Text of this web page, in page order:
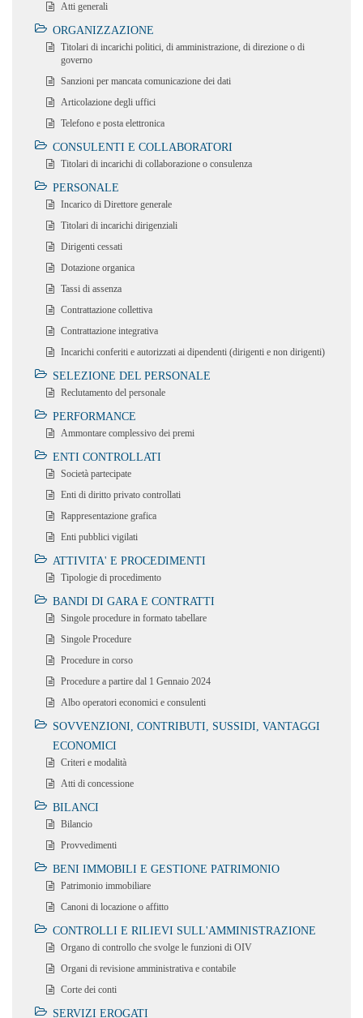
Atti generali
ORGANIZZAZIONE
Titolari di incarichi politici, di amministrazione, di direzione o di
governo
Sanzioni per mancata comunicazione dei dati
Articolazione degli uffici
Telefono e posta elettronica
CONSULENTI E COLLABORATORI
Titolari di incarichi di collaborazione o consulenza
PERSONALE
Incarico di Direttore generale
Titolari di incarichi dirigenziali
Dirigenti cessati
Dotazione organica
Tassi di assenza
Contrattazione collettiva
Contrattazione integrativa
Incarichi conferiti e autorizzati ai dipendenti (dirigenti e non dirigenti)
SELEZIONE DEL PERSONALE
Reclutamento del personale
PERFORMANCE
Ammontare complessivo dei premi
ENTI CONTROLLATI
Società partecipate
Enti di diritto privato controllati
Rappresentazione grafica
Enti pubblici vigilati
ATTIVITA' E PROCEDIMENTI
Tipologie di procedimento
BANDI DI GARA E CONTRATTI
Singole procedure in formato tabellare
Singole Procedure
Procedure in corso
Procedure a partire dal 1 Gennaio 2024
Albo operatori economici e consulenti
SOVVENZIONI, CONTRIBUTI, SUSSIDI, VANTAGGI
ECONOMICI
Criteri e modalità
Atti di concessione
BILANCI
Bilancio
Provvedimenti
BENI IMMOBILI E GESTIONE PATRIMONIO
Patrimonio immobiliare
Canoni di locazione o affitto
CONTROLLI E RILIEVI SULL'AMMINISTRAZIONE
Organo di controllo che svolge le funzioni di OIV
Organi di revisione amministrativa e contabile
Corte dei conti
SERVIZI EROGATI